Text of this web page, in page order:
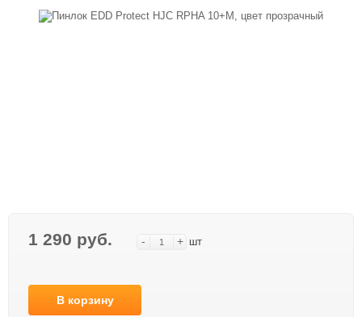
1 290 руб. - + шт
В корзину